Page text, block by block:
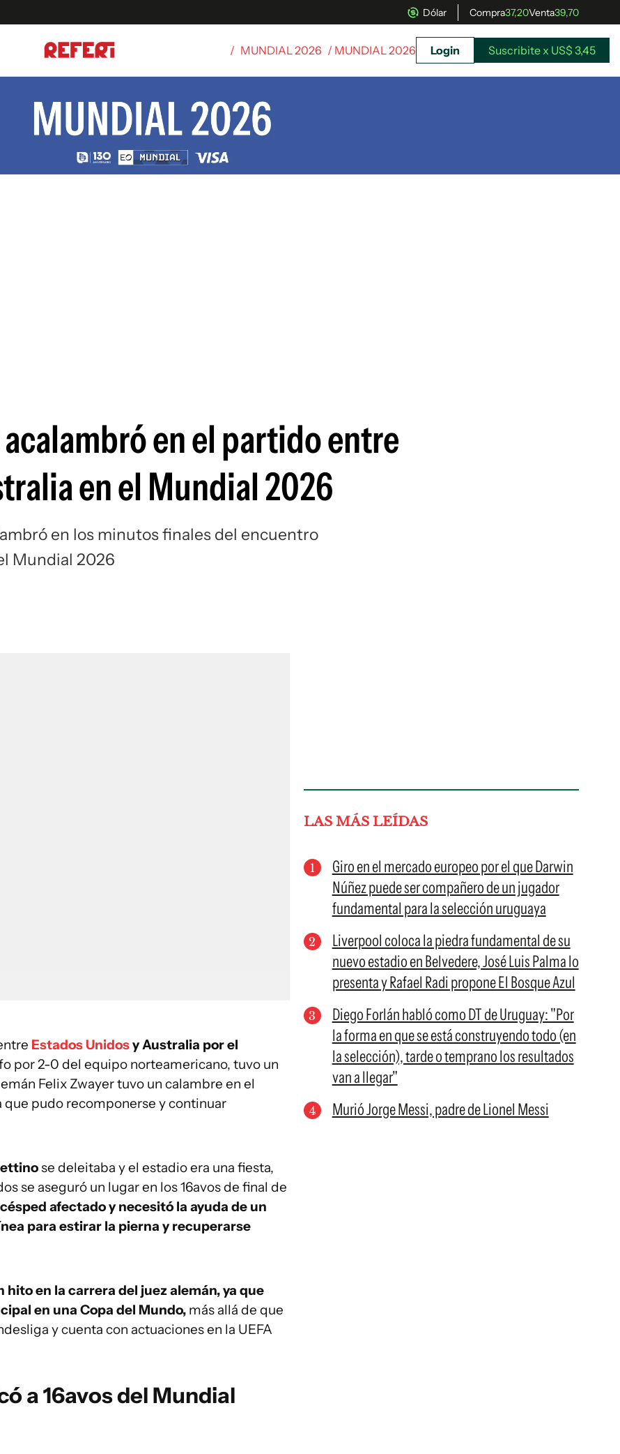
Dólar Compra37,20Venta39,70
/ MUNDIAL 2026 / MUNDIAL 2026 Login Suscribite x US$ 3,45
en el partido entre
en el Mundial 2026
en los minutos finales del encuentro
Mundial 2026
Estados Unidosy Australia por el
por 2-0 del equipo norteamericano, tuvo un
Felix Zwayer tuvo un calambre en el
pudo recomponerse y continuar
se deleitaba y el estadio era una fiesta,
se aseguró un lugar en los 16avos de final de
afectado y necesitó la ayuda de un
para estirar la pierna y recuperarse
en la carrera del juez alemán, ya que
en una Copa del Mundo, más allá de que
y cuenta con actuaciones en la UEFA
a 16avos del Mundial
LAS MÁS LEÍDAS
Giro en el mercado europeo por el que Darwin
Núñez puede ser compañero de un jugador
fundamental para la selección uruguaya
Liverpool coloca la piedra fundamental de su
nuevo estadio en Belvedere, José Luis Palma lo
presenta y Rafael Radi propone El Bosque Azul
Diego Forlán habló como DT de Uruguay: "Por
la forma en que se está construyendo todo (en
la selección), tarde o temprano los resultados
van a llegar"
Murió Jorge Messi, padre de Lionel Messi